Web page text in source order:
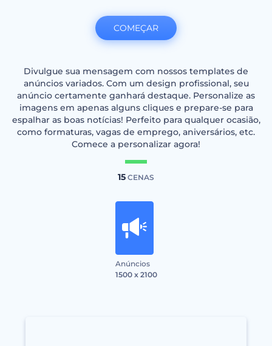
Divulgue sua mensagem com nossos templates de
anúncios variados. Com um design profissional, seu
anúncio certamente ganhará destaque. Personalize as
imagens em apenas alguns cliques e prepare-se para
espalhar as boas notícias! Perfeito para qualquer ocasião,
como formaturas, vagas de emprego, aniversários, etc.
Comece a personalizar agora!
15 CENAS
Anúncios
1500 x 2100
COMEÇAR